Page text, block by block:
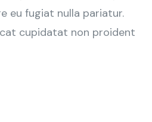
eu fugiat nulla pariatur.
cupidatat non proident